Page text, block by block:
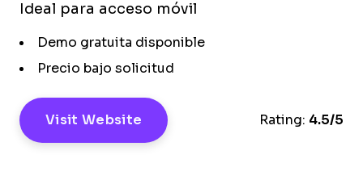
Ideal para acceso móvil
Demo gratuita disponible
Precio bajo solicitud
Visit Website Rating: 4.5/5